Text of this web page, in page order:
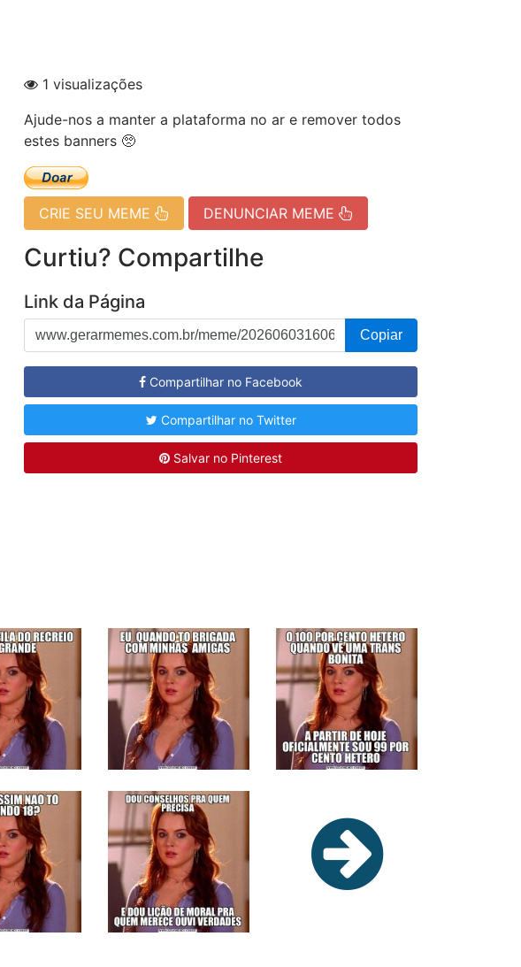
1 visualizações
Ajude-nos a manter a plataforma no ar e remover todos
estes banners 🥺
CRIE SEU MEME DENUNCIAR MEME
Curtiu? Compartilhe
Link da Página
Copiar
Compartilhar no Facebook
Compartilhar no Twitter
Salvar no Pinterest